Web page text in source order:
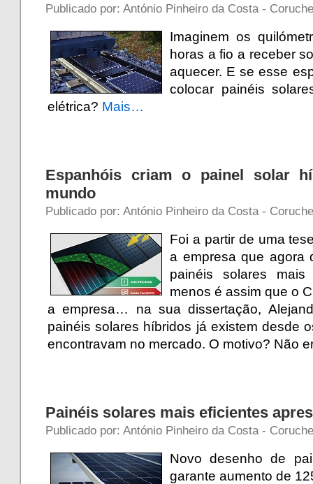
Publicado por: António Pinheiro da Costa -
Imaginem os
horas a fio a receber
aquecer. E se esse
colocar painéis
elétrica? Mais…
Espanhóis criam o painel solar
mundo
Publicado por: António Pinheiro da Costa -
Foi a partir de uma
a empresa que agora
painéis solares
menos é assim que o
a empresa… na sua dissertação,
painéis solares híbridos já existem desde
encontravam no mercado. O motivo? Não
Painéis solares mais eficientes
Publicado por: António Pinheiro da Costa -
Novo desenho de
garante aumento de